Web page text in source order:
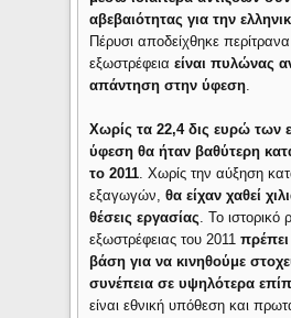
αβεβαιότητας για την
Πέρυσι αποδείχθηκε περίτρανα
εξωστρέφειαείναι πυλώνας
απάντηση στην ύφεση.
Χωρίς τα 22,4 δις ευρώ των
ύφεση θα ήταν βαθύτερη
το 2011. Χωρίς την αύξηση
εξαγωγών,θα είχαν χαθεί
θέσεις εργασίας. Το ιστορικό
εξωστρέφειας του 2011
βάση για να κινηθούμε
συνέπεια σε υψηλότερα
είναι εθνική υπόθεση και